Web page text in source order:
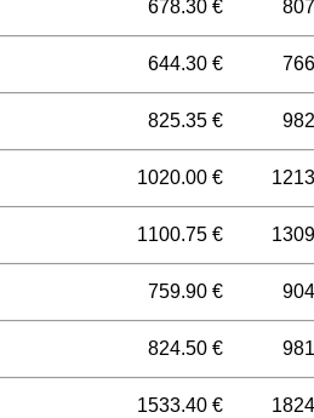
678.30 €
644.30 €
825.35 €
1020.00 €
1100.75 €
759.90 €
824.50 €
1533.40 €